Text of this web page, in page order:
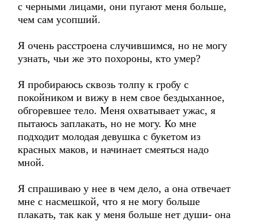
с черными лицами, они пугают меня больше,
чем сам усопший.
Я очень расстроена случившимся, но не могу
узнать, чьи же это похороны, кто умер?
Я пробираюсь сквозь толпу к гробу с
покойником и вижу в нем свое бездыханное,
обгоревшее тело. Меня охватывает ужас, я
пытаюсь заплакать, но не могу. Ко мне
подходит молодая девушка с букетом из
красных маков, и начинает смеяться надо
мной.
Я спрашиваю у нее в чем дело, а она отвечает
мне с насмешкой, что я не могу больше
плакать, так как у меня больше нет души- она